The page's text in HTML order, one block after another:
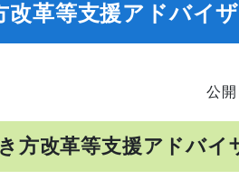
改革等支援アドバイ
公
方改革等支援アドバイ